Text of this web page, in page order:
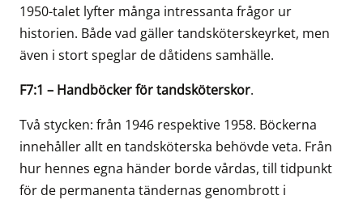
1950-talet lyfter många intressanta frågor ur
historien. Både vad gäller tandsköterskeyrket, men
även i stort speglar de dåtidens samhälle.
F7:1 – Handböcker för tandsköterskor.
Två stycken: från 1946 respektive 1958. Böckerna
innehåller allt en tandsköterska behövde veta. Från
hur hennes egna händer borde vårdas, till tidpunkt
för de permanenta tändernas genombrott i